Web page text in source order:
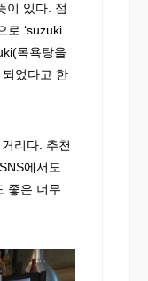
이 있다. 점
로 ‘suzuki
목욕탕을
되었다고 한
리다. 추천
에서도
좋은 너무